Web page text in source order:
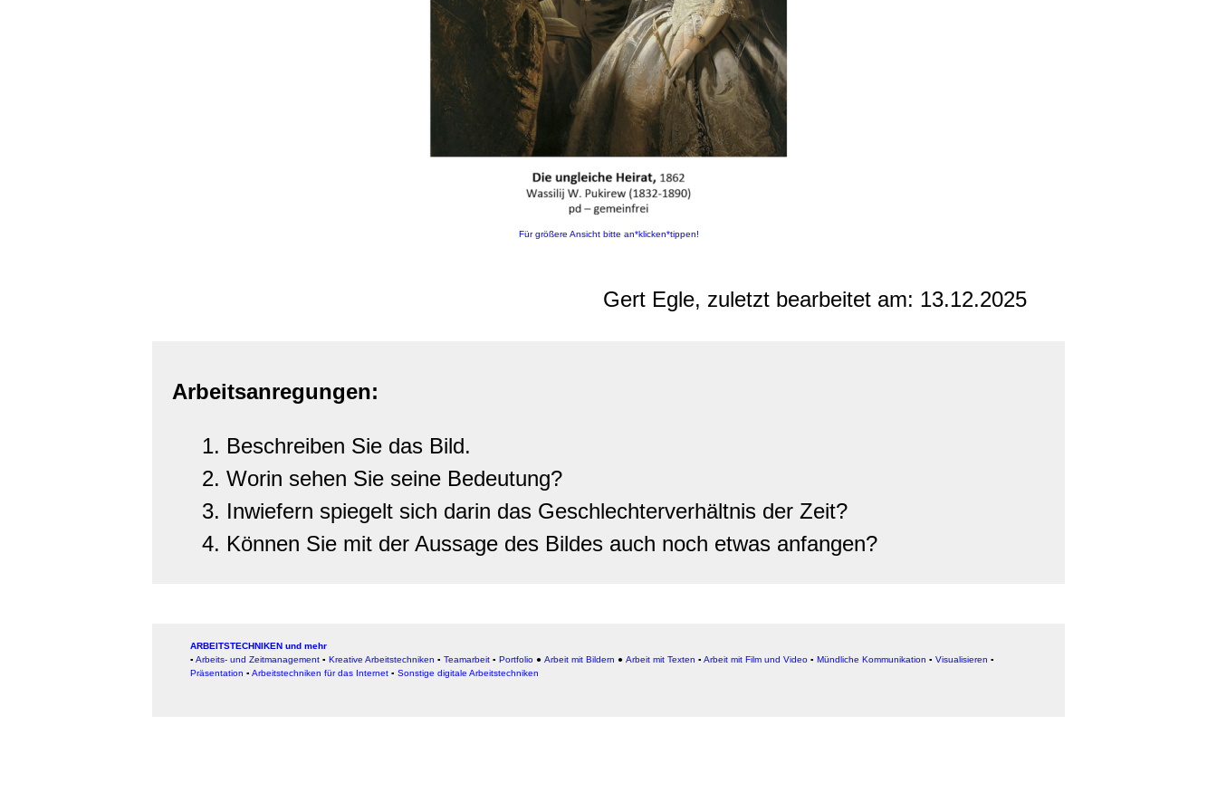
Für größere Ansicht bitte an*klicken*tippen!
Gert Egle, zuletzt bearbeitet am: 13.12.2025
Arbeitsanregungen:
Beschreiben Sie das Bild.
Worin sehen Sie seine Bedeutung?
Inwiefern spiegelt sich darin das Geschlechterverhältnis der Zeit?
Können Sie mit der Aussage des Bildes auch noch etwas anfangen?
ARBEITSTECHNIKEN und mehr
▪ Arbeits- und Zeitmanagement ▪ Kreative Arbeitstechniken ▪ Teamarbeit ▪ Portfolio ● Arbeit mit Bildern ● Arbeit mit Texten ▪ Arbeit mit Film und Video ▪ Mündliche Kommunikation ▪ Visualisieren ▪
Präsentation ▪ Arbeitstechniken für das Internet ▪ Sonstige digitale Arbeitstechniken